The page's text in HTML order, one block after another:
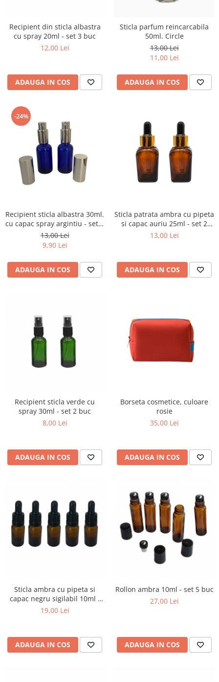
Recipient din sticla albastra
cu spray 20ml - set 3 buc
12,00 Lei
ADAUGA IN COS
Sticla parfum reincarcabila
50ml. Circle
13,00 Lei
11,00 Lei
ADAUGA IN COS
-24%
Recipient sticla albastra 30ml.
cu capac spray argintiu - set 2
buc
13,00 Lei
9,90 Lei
ADAUGA IN COS
Sticla patrata ambra cu pipeta
si capac auriu 25ml - set 2
buc
13,00 Lei
ADAUGA IN COS
Recipient sticla verde cu
spray 30ml - set 2 buc
8,00 Lei
ADAUGA IN COS
Borseta cosmetice, culoare
rosie
35,00 Lei
ADAUGA IN COS
Sticla ambra cu pipeta si
capac negru sigilabil 10ml -
set 5 buc
19,00 Lei
ADAUGA IN COS
Rollon ambra 10ml - set 5 buc
27,00 Lei
ADAUGA IN COS